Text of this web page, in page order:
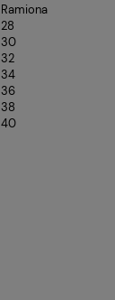
Ramiona
28
30
32
34
36
38
40